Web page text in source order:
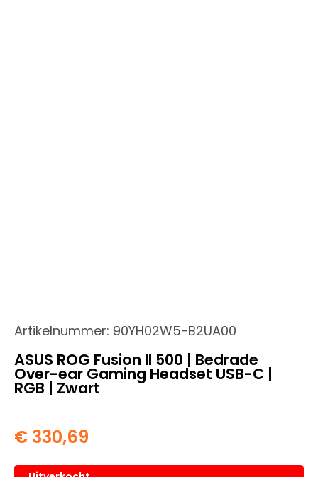
Artikelnummer: 90YH02W5-B2UA00
ASUS ROG Fusion II 500 | Bedrade
Over-ear Gaming Headset USB-C |
RGB | Zwart
€ 330,69